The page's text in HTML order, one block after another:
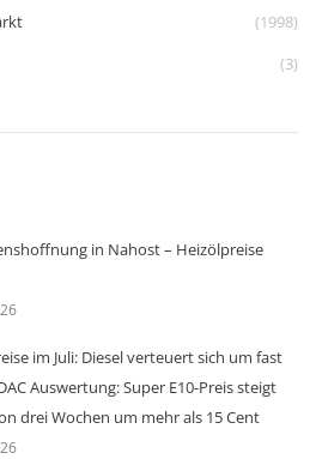
(1998)
(3)
in Nahost – Heizölpreise
im Juli: Diesel verteuert sich um fast
Auswertung: Super E10-Preis steigt
drei Wochen um mehr als 15 Cent